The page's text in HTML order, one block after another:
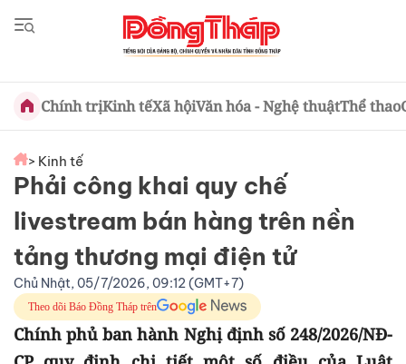
Chính trịKinh tếXã hộiVăn hóa - Nghệ thuậtThể thao
> Kinh tế
Phải công khai quy chế
livestream bán hàng trên nền
tảng thương mại điện tử
Chủ Nhật, 05/7/2026, 09:12 (GMT+7)
Theo dõi Báo Đồng Tháp trên
Chính phủ ban hành Nghị định số 248/2026/NĐ-